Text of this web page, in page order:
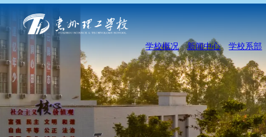
学校概况 新闻中心 学校系部